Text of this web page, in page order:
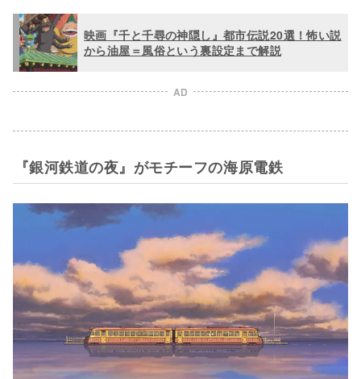
映画『千と千尋の神隠し』都市伝説20選！怖い説
から油屋＝風俗という裏設定まで解説
AD
『銀河鉄道の夜』がモチーフの海原電鉄